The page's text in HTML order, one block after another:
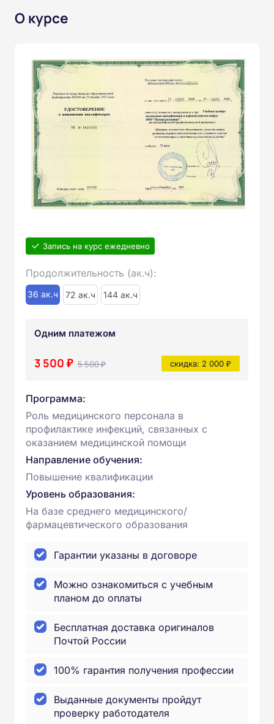
О курсе
Запись на курс ежедневно
Продолжительность (ак.ч):
36 ак.ч 72 ак.ч 144 ак.ч
Одним платежом
3 500 ₽ 5 500 ₽ скидка: 2 000 ₽
Программа:
Роль медицинского персонала в
профилактике инфекций, связанных с
оказанием медицинской помощи
Направление обучения:
Повышение квалификации
Уровень образования:
На базе среднего медицинского/
фармацевтического образования
Гарантии указаны в договоре
Можно ознакомиться с учебным
планом до оплаты
Бесплатная доставка оригиналов
Почтой России
100% гарантия получения профессии
Выданные документы пройдут
проверку работодателя